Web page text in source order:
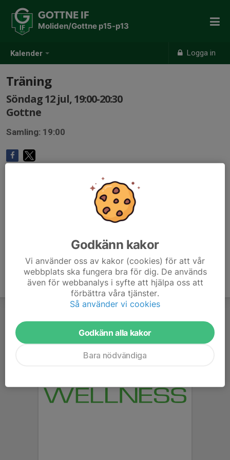
Kalender Logga in
GOTTNE IF
Moliden/Gottne p15-p13
Träning
Söndag 12 jul, 19:00-20:30
Gottne
Samling: 19:00
Godkänn kakor
Vi använder oss av kakor (cookies) för att vår
webbplats ska fungera bra för dig. De används
även för webbanalys i syfte att hjälpa oss att
förbättra våra tjänster.
Så använder vi cookies
Godkänn alla kakor
Bara nödvändiga